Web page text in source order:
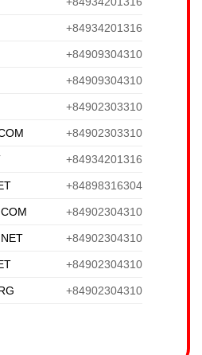
+84934201316
+84909304310
+84909304310
+84902303310
+84902303310
+84934201316
+84898316304
+84902304310
+84902304310
+84902304310
+84902304310